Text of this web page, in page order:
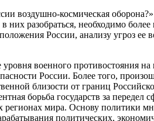
воздушно-космическая
разобраться, необходимо
России, анализу угроз ее
военного противостояния
России. Более того,
близости от границ
борьба государств за передел
регионах мира. Основу политики
политических,